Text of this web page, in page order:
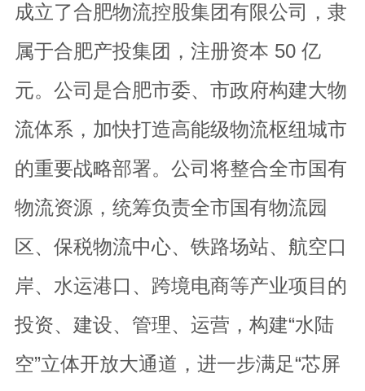
成立了合肥物流控股集团有限公司，隶
属于合肥产投集团，注册资本 50 亿
元。公司是合肥市委、市政府构建大物
流体系，加快打造高能级物流枢纽城市
的重要战略部署。公司将整合全市国有
物流资源，统筹负责全市国有物流园
区、保税物流中心、铁路场站、航空口
岸、水运港口、跨境电商等产业项目的
投资、建设、管理、运营，构建“水陆
空”立体开放大通道，进一步满足“芯屏